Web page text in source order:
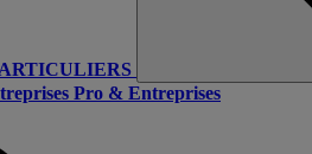
Pro & Entreprises